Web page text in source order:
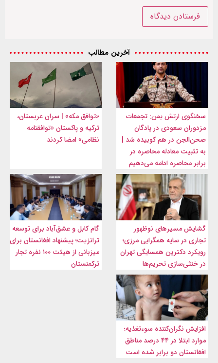
آخرین مطالب
سخنگوی ارتش یمن: تجمعات
مزدوران سعودی در پادگان
صحن‌الجن در هم کوبیده شد |
به تثبیت معادله محاصره در
برابر محاصره ادامه می‌دهیم
«توافق مکه» | سران عربستان،
ترکیه و پاکستان «توافقنامه
نظامی» امضا کردند
گشایش مسیرهای نوظهور
تجاری در سایه همگرایی مرزی؛
رویکرد دکترین همسایگی تهران
در خنثی‌سازی تحریم‌ها
گام کابل و عشق‌آباد برای توسعه
ترانزیت؛ پیشنهاد افغانستان برای
میزبانی از هیئت ۱۰۰ نفره تجار
ترکمنستان
افزایش نگران‌کننده سوءتغذیه؛
موارد ابتلا در ۴۴ درصد مناطق
افغانستان دو برابر شده است